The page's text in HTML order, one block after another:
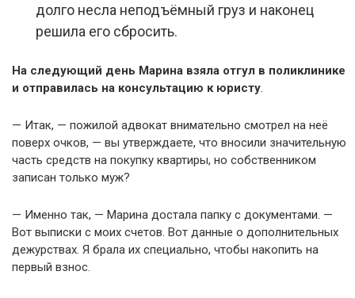
долго несла неподъёмный груз и наконец
решила его сбросить.
На следующий день Марина взяла отгул в поликлинике
и отправилась на консультацию к юристу.
— Итак, — пожилой адвокат внимательно смотрел на неё
поверх очков, — вы утверждаете, что вносили значительную
часть средств на покупку квартиры, но собственником
записан только муж?
— Именно так, — Марина достала папку с документами. —
Вот выписки с моих счетов. Вот данные о дополнительных
дежурствах. Я брала их специально, чтобы накопить на
первый взнос.